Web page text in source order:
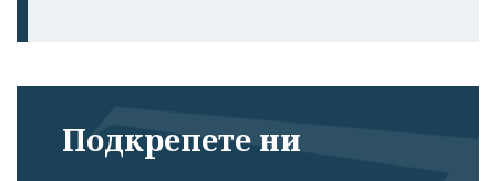
Подкрепете ни